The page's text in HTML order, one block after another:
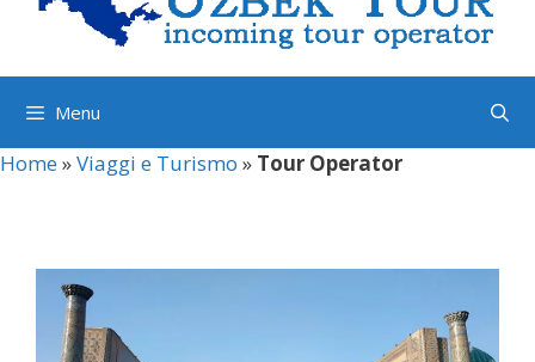
Menu
Home»Viaggi e Turismo » Tour Operator